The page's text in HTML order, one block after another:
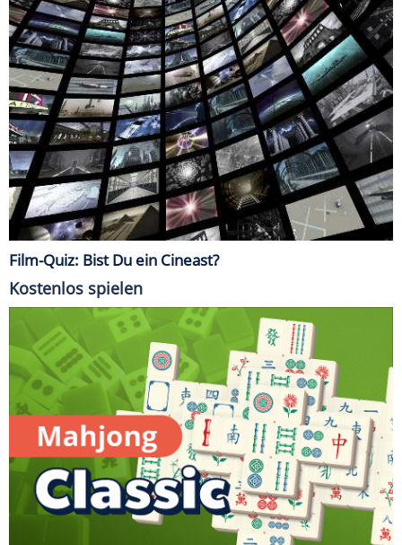
Film-Quiz: Bist Du ein Cineast?
Kostenlos spielen